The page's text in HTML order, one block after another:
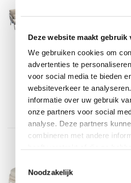
Deze website maakt gebruik
We gebruiken cookies om
advertenties te
voor social media te bieden
websiteverkeer te
informatie over uw gebruik
onze partners voor social
analyse. Deze partners
combineren met andere
Noodzakelijk
Suns Tosca
4 delige camel
Op voorraad
Binnen 3-5
€3.799,00
Incl. btw